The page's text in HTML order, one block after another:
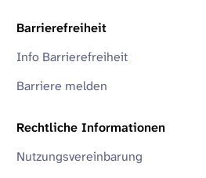
Barrierefreiheit
Info Barrierefreiheit
Barriere melden
Rechtliche Informationen
Nutzungsvereinbarung